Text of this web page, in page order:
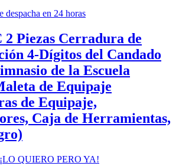
despacha en 24 horas
Piezas Cerradura de
4-Dígitos del Candado
de la Escuela
de Equipaje
de Equipaje,
Caja de Herramientas,
¡LO QUIERO PERO YA!